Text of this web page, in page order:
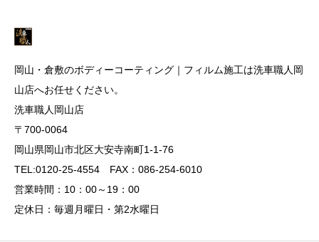
岡山・倉敷のボディーコーティング｜フィルム施工は洗車職人岡
山店へお任せください。
洗車職人岡山店
〒700-0064
岡山県岡山市北区大安寺南町1-1-76
TEL:0120-25-4554 FAX：086-254-6010
営業時間：10：00～19：00
定休日：毎週月曜日・第2水曜日